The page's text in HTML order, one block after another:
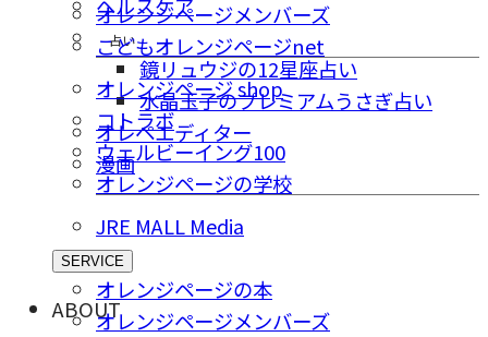
占い
鏡リュウジの12星座占い
水晶玉子のプレミアムうさぎ占い
オレペエディター
漫画
オレンジページメンバーズ
こどもオレンジページnet
オレンジページ shop
コトラボ
ウェルビーイング100
オレンジページの学校
JRE MALL Media
SERVICE
オレンジページの本
オレンジページメンバーズ
ABOUT